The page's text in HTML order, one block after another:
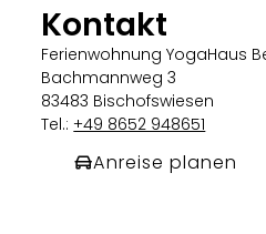
Kontakt
Ferienwohnung YogaHaus
Bachmannweg 3
83483 Bischofswiesen
Tel.:+49 8652 948651
Anreise planen